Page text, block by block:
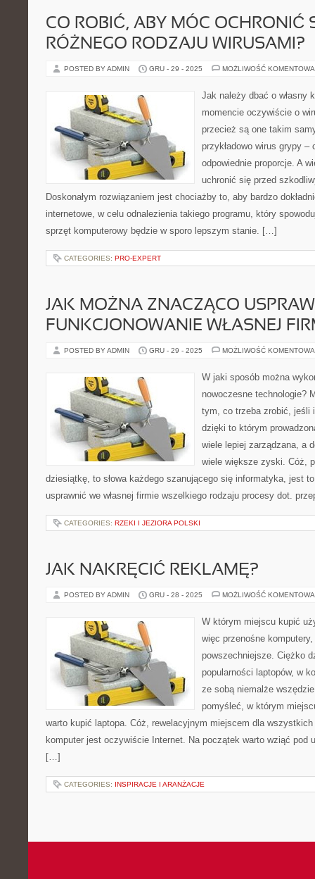
CO ROBIĆ, ABY MÓC OCHRONIĆ
RÓŻNEGO RODZAJU WIRUSAMI?
POSTED BY ADMIN GRU - 29 - 2025 MOŻLIWOŚĆ
Jak należy dbać o własny
momencie oczywiście o
przecież są one takim
przykładowo wirus grypy
odpowiednie proporcje. A
uchronić się przed
Doskonałym rozwiązaniem jest chociażby to, aby bardzo
internetowe, w celu odnalezienia takiego programu, który
sprzęt komputerowy będzie w sporo lepszym stanie. […]
CATEGORIES: PRO-EXPERT
JAK MOŻNA ZNACZĄCO
FUNKCJONOWANIE WŁASNEJ
POSTED BY ADMIN GRU - 29 - 2025 MOŻLIWOŚĆ
W jaki sposób można
nowoczesne technologie?
tym, co trzeba zrobić, jeśli
dzięki to którym
wiele lepiej zarządzana, a
wiele większe zyski. Cóż,
dziesiątkę, to słowa każdego szanującego się informatyka, jest
usprawnić we własnej firmie wszelkiego rodzaju procesy dot.
CATEGORIES: RZEKI I JEZIORA POLSKI
JAK NAKRĘCIĆ REKLAMĘ?
POSTED BY ADMIN GRU - 28 - 2025 MOŻLIWOŚĆ
W którym miejscu kupić
więc przenośne
powszechniejsze. Ciężko
popularności laptopów, w
ze sobą niemalże
pomyśleć, w którym
warto kupić laptopa. Cóż, rewelacyjnym miejscem dla
komputer jest oczywiście Internet. Na początek warto wziąć pod
[…]
CATEGORIES: INSPIRACJE I ARANŻACJE